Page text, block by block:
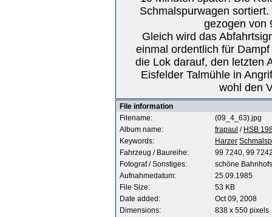
Schmalspurwagen
gezogen von
Gleich wird das
einmal ordentlich für
die Lok darauf, den letzten
Eisfelder Talmühle in
wohl den
File information
Filename:
(09_4_63).jpg
Album name:
frapaul / HSB
Keywords:
Harzer
Fahrzeug / Baureihe:
99 7240, 99
Fotograf / Sonstiges:
schöne
Aufnahmedatum:
25.09.1985
File Size:
53 KB
Date added:
Oct 09, 2008
Dimensions:
838 x 550 pixels